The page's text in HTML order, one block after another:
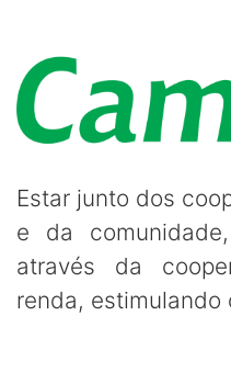
Estar junto dos
e da
através da
renda, estimulando